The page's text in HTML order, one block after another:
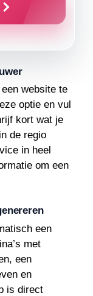
website te
optie en vul
kort wat je
de regio
in heel
om een
een
met
een
en
is direct